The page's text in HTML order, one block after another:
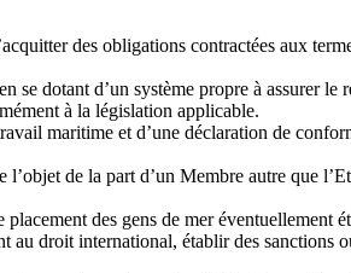
des obligations contractées aux
dotant d’un système propre à assurer le
à la législation applicable.
maritime et d’une déclaration de
de la part d’un Membre autre que
des gens de mer éventuellement
droit international, établir des sanctions